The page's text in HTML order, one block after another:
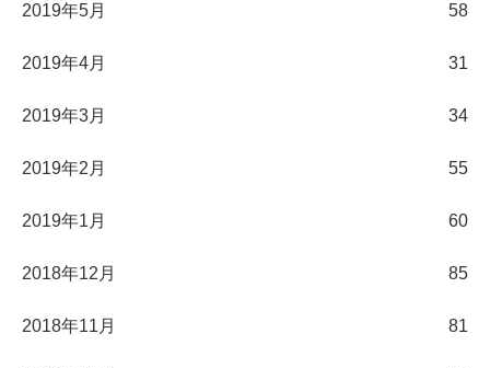
2019年5月 58
2019年4月 31
2019年3月 34
2019年2月 55
2019年1月 60
2018年12月 85
2018年11月 81